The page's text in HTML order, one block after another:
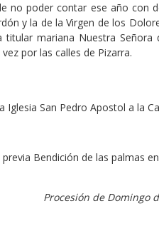
no poder contar ese año
y la de la Virgen de los
mariana Nuestra
por las calles de Pizarra.
San Pedro Apostol a la
Bendición de las palmas
Procesión de Domingo